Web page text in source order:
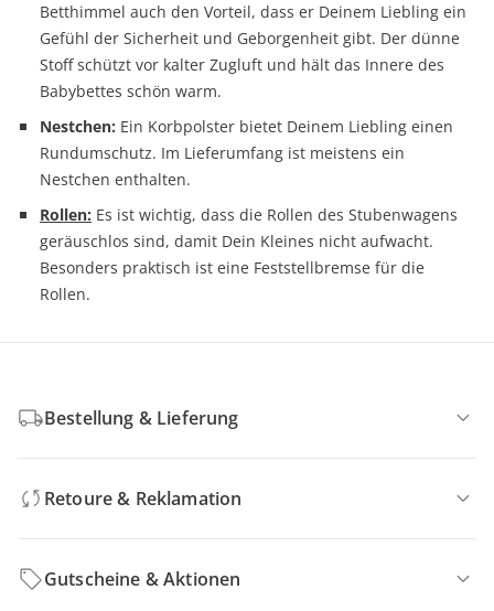
Betthimmel auch den Vorteil, dass er Deinem Liebling ein
Gefühl der Sicherheit und Geborgenheit gibt. Der dünne
Stoff schützt vor kalter Zugluft und hält das Innere des
Babybettes schön warm.
Nestchen: Ein Korbpolster bietet Deinem Liebling einen
Rundumschutz. Im Lieferumfang ist meistens ein
Nestchen enthalten.
Rollen: Es ist wichtig, dass die Rollen des Stubenwagens
geräuschlos sind, damit Dein Kleines nicht aufwacht.
Besonders praktisch ist eine Feststellbremse für die
Rollen.
Bestellung & Lieferung
Retoure & Reklamation
Gutscheine & Aktionen